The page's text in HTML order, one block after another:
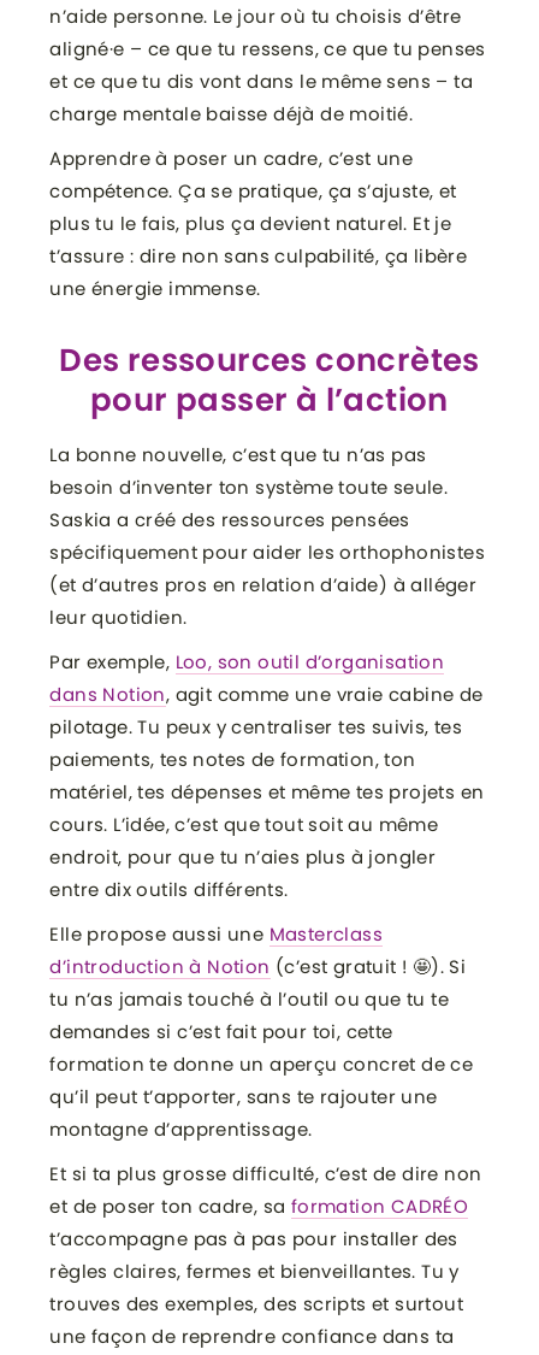
n’aide personne. Le jour où tu choisis d’être
aligné·e – ce que tu ressens, ce que tu penses
et ce que tu dis vont dans le même sens – ta
charge mentale baisse déjà de moitié.
Apprendre à poser un cadre, c’est une
compétence. Ça se pratique, ça s’ajuste, et
plus tu le fais, plus ça devient naturel. Et je
t’assure : dire non sans culpabilité, ça libère
une énergie immense.
Des ressources concrètes
pour passer à l’action
La bonne nouvelle, c’est que tu n’as pas
besoin d’inventer ton système toute seule.
Saskia a créé des ressources pensées
spécifiquement pour aider les orthophonistes
(et d’autres pros en relation d’aide) à alléger
leur quotidien.
Par exemple, Loo, son outil d’organisation
dans Notion, agit comme une vraie cabine de
pilotage. Tu peux y centraliser tes suivis, tes
paiements, tes notes de formation, ton
matériel, tes dépenses et même tes projets en
cours. L’idée, c’est que tout soit au même
endroit, pour que tu n’aies plus à jongler
entre dix outils différents.
Elle propose aussi une Masterclass
d’introduction à Notion (c’est gratuit ! 🤩). Si
tu n’as jamais touché à l’outil ou que tu te
demandes si c’est fait pour toi, cette
formation te donne un aperçu concret de ce
qu’il peut t’apporter, sans te rajouter une
montagne d’apprentissage.
Et si ta plus grosse difficulté, c’est de dire non
et de poser ton cadre, sa formation CADRÉO
t’accompagne pas à pas pour installer des
règles claires, fermes et bienveillantes. Tu y
trouves des exemples, des scripts et surtout
une façon de reprendre confiance dans ta